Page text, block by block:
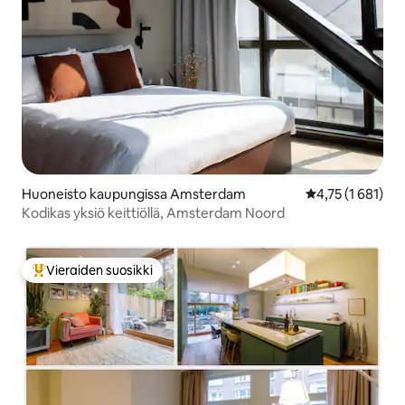
Huoneisto kaupungissa Amsterdam
4,75 (1 681)
Kodikas yksiö keittiöllä, Amsterdam Noord
Vieraiden suosikkien parhaimmistoa
Vieraiden suosikki